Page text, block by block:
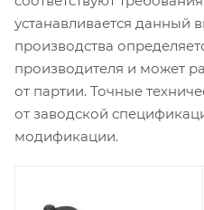
устанавливается данный
производства
производителя и может
от партии. Точные
от заводской
модификации.